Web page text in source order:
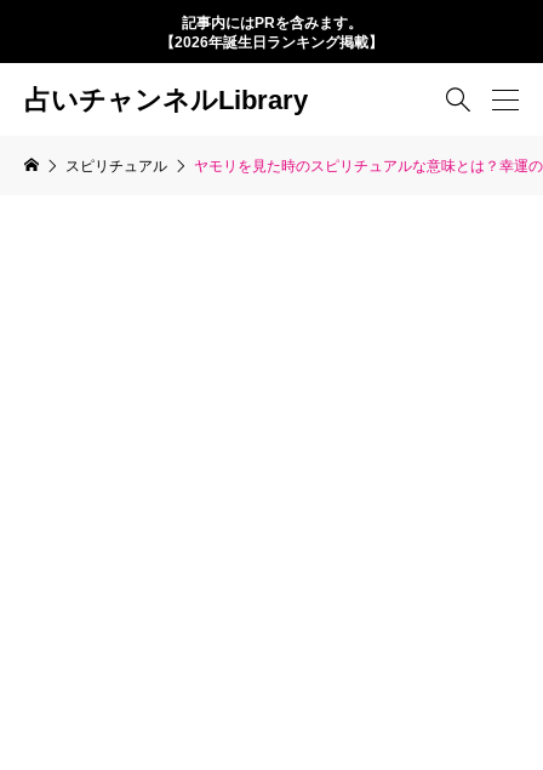
記事内にはPRを含みます。
【2026年誕生日ランキング掲載】
占いチャンネルLibrary 
スピリチュアル ヤモリを見た時のスピリチュアルな意味とは？幸運